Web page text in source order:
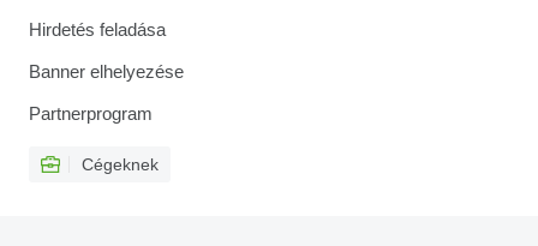
Hirdetés feladása
Banner elhelyezése
Partnerprogram
Cégeknek